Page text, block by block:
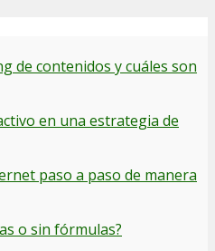
de contenidos y cuáles son
en una estrategia de
paso a paso de manera
o sin fórmulas?